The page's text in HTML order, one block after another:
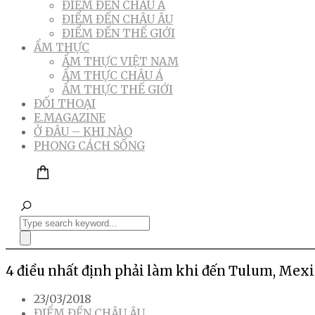
ĐIỂM ĐẾN CHÂU Á
ĐIỂM ĐẾN CHÂU ÂU
ĐIỂM ĐẾN THẾ GIỚI
ẨM THỰC
ẨM THỰC VIỆT NAM
ẨM THỰC CHÂU Á
ẨM THỰC THẾ GIỚI
ĐỐI THOẠI
E.MAGAZINE
Ở ĐÂU – KHI NÀO
PHONG CÁCH SỐNG
4 điều nhất định phải làm khi đến Tulum,
23/03/2018